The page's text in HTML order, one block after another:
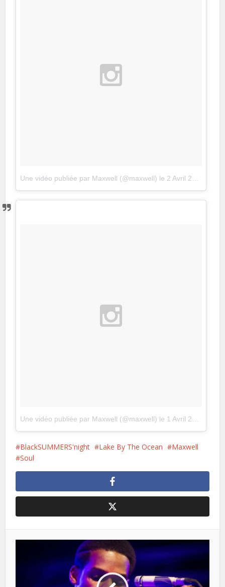
Une vidéo publiée par Maxwell (@maxwell) le 2 Avril 2016 à 3h52 PDT
Une vidéo publiée par Maxwell (@maxwell) le 1 Avril 2016 à 10h33 PDT
BlackSUMMERS'night Lake By The Ocean
Maxwell
Soul